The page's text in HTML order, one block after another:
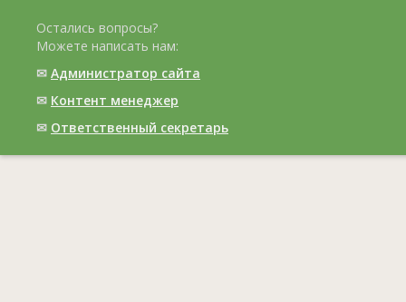
Остались вопросы?
Можете написать нам:
✉ Администратор сайта
✉ Контент менеджер
✉ Ответственный cекретарь